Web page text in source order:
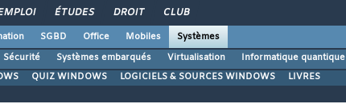
ÉTUDES DROIT CLUB
SGBD Office Mobiles
Systèmes
Sécurité Systèmes embarqués Virtualisation Informatique quantique
QUIZ WINDOWS LOGICIELS & SOURCES WINDOWS LIVRES